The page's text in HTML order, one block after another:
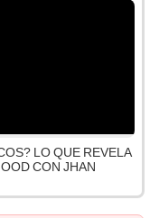
LO QUE REVELA
CON JHAN